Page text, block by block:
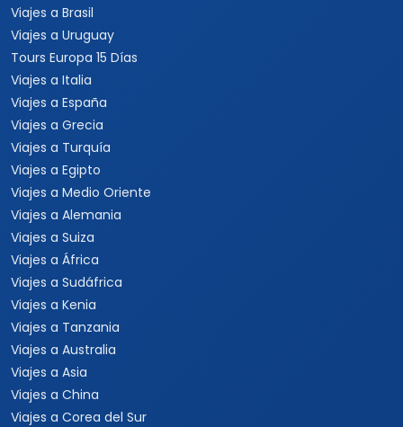
Viajes a Brasil
Viajes a Uruguay
Tours Europa 15 Días
Viajes a Italia
Viajes a España
Viajes a Grecia
Viajes a Turquía
Viajes a Egipto
Viajes a Medio Oriente
Viajes a Alemania
Viajes a Suiza
Viajes a África
Viajes a Sudáfrica
Viajes a Kenia
Viajes a Tanzania
Viajes a Australia
Viajes a Asia
Viajes a China
Viajes a Corea del Sur